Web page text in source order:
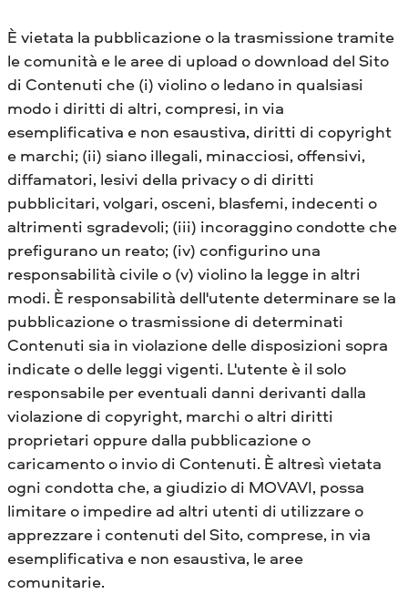
È vietata la pubblicazione o la trasmissione tramite
le comunità e le aree di upload o download del Sito
di Contenuti che (i) violino o ledano in qualsiasi
modo i diritti di altri, compresi, in via
esemplificativa e non esaustiva, diritti di copyright
e marchi; (ii) siano illegali, minacciosi, offensivi,
diffamatori, lesivi della privacy o di diritti
pubblicitari, volgari, osceni, blasfemi, indecenti o
altrimenti sgradevoli; (iii) incoraggino condotte che
prefigurano un reato; (iv) configurino una
responsabilità civile o (v) violino la legge in altri
modi. È responsabilità dell'utente determinare se la
pubblicazione o trasmissione di determinati
Contenuti sia in violazione delle disposizioni sopra
indicate o delle leggi vigenti. L'utente è il solo
responsabile per eventuali danni derivanti dalla
violazione di copyright, marchi o altri diritti
proprietari oppure dalla pubblicazione o
caricamento o invio di Contenuti. È altresì vietata
ogni condotta che, a giudizio di MOVAVI, possa
limitare o impedire ad altri utenti di utilizzare o
apprezzare i contenuti del Sito, comprese, in via
esemplificativa e non esaustiva, le aree
comunitarie.